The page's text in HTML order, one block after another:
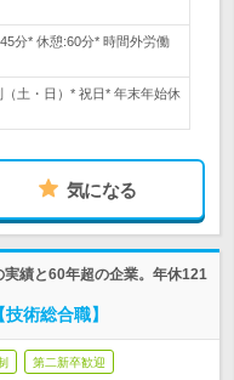
分* 休憩:60分* 時間外労働
土・日）* 祝日* 年末年始休
気になる
績と60年超の企業。年休121
術総合職】
第二新卒歓迎